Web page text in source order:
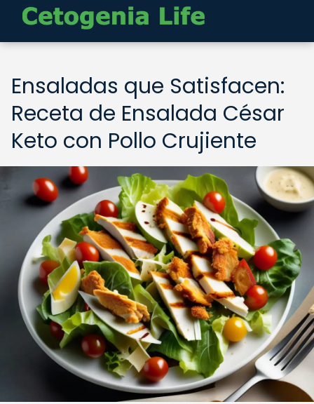
Ensaladas que Satisfacen:
Receta de Ensalada César
Keto con Pollo Crujiente